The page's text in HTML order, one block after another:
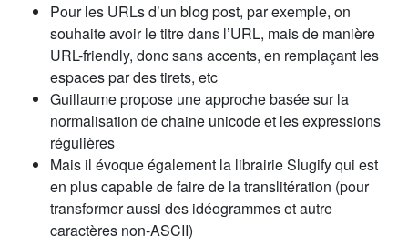
Pour les URLs d’un blog post, par exemple, on
souhaite avoir le titre dans l’URL, mais de manière
URL-friendly, donc sans accents, en remplaçant les
espaces par des tirets, etc
Guillaume propose une approche basée sur la
normalisation de chaine unicode et les expressions
régulières
Mais il évoque également la librairie Slugify qui est
en plus capable de faire de la translitération (pour
transformer aussi des idéogrammes et autre
caractères non-ASCII)